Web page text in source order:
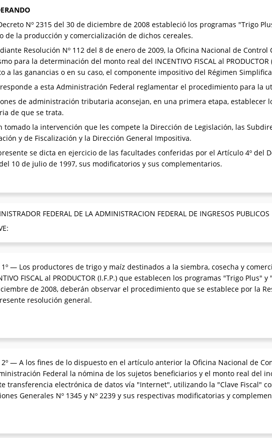
Nº 2315 del 30 de diciembre de 2008 estableció los programas "Trigo
de la producción y comercialización de dichos cereales.
Resolución Nº 112 del 8 de enero de 2009, la Oficina Nacional de Control
para la determinación del monto real del INCENTIVO FISCAL al
a las ganancias o en su caso, el componente impositivo del Régimen
a esta Administración Federal reglamentar el procedimiento para la
de administración tributaria aconsejan, en una primera etapa, establecer
de que se trata.
tomado la intervención que les compete la Dirección de Legislación, las
y de Fiscalización y la Dirección General Impositiva.
se dicta en ejercicio de las facultades conferidas por el Artículo 4º del
10 de julio de 1997, sus modificatorios y sus complementarios.
FEDERAL DE LA ADMINISTRACION FEDERAL DE INGRESOS PUBLICOS
— Los productores de trigo y maíz destinados a la siembra, cosecha y
FISCAL al PRODUCTOR (I.F.P.) que establecen los programas "Trigo
de 2008, deberán observar el procedimiento que se establece por la
resolución general.
— A los fines de lo dispuesto en el artículo anterior la Oficina Nacional de
Federal la nómina de los sujetos beneficiarios y el monto real del
transferencia electrónica de datos vía "Internet", utilizando la "Clave Fiscal"
Generales Nº 1345 y Nº 2239 y sus respectivas modificatorias y